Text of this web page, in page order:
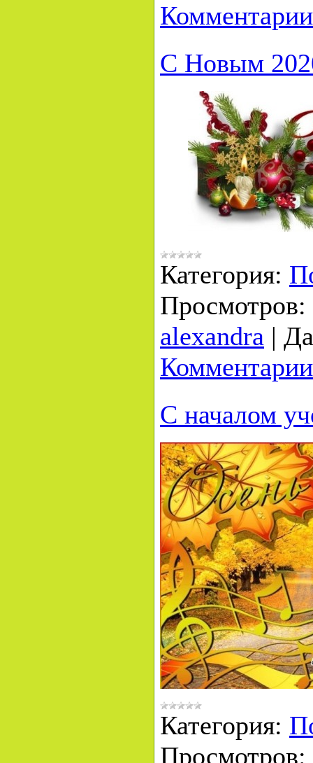
С Новым
Категория:
Просмотров:
alexandra |
С началом
Категория:
Просмотров: